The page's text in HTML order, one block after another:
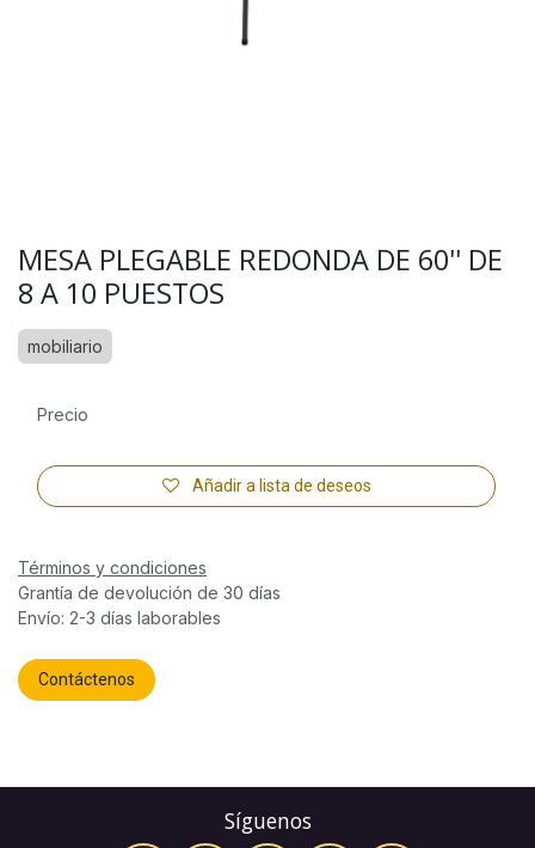
MESA PLEGABLE REDONDA DE 60'' DE
8 A 10 PUESTOS
mobiliario
Añadir a lista de deseos
Precio
Términos y condiciones
Grantía de devolución de 30 días
Envío: 2-3 días laborables
Contáctenos
Síguenos